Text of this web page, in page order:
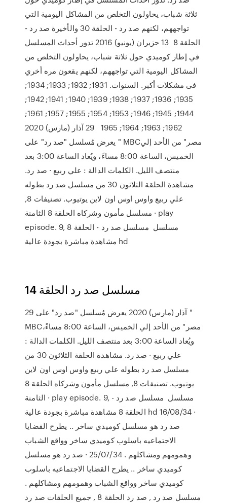
ثلاثة شباب، يحاولون التخلص من المشاكل اليومية التي
تواجههم، لكنهم صد رد - الحلقة 30 والأخيرة صد رد -
الحلقة 8 13 حزيران (يونيو) 2016 تدور أحداث المسلسل
في إطار كوميدي حول ثلاثة شباب، يحاولون التخلص من
المشاكل اليومية التي تواجههم، لكنهم يقعون مره أخري
فى مشكلات أكبر. السنوات. 1931; 1932; 1933; 1934;
1935; 1936; 1937; 1938; 1939; 1940; 1941; 1942;
1944; 1945; 1946; 1953; 1954; 1955; 1957; 1961;
1962; 1963; 1964; 1965 29 آذار (مارس) 2020
يعرض مُسلسل "صد رد" على " MBCمصر" من الأحد إلي
الخميس، الساعة 8:00 مساءً، ويُعاد الساعة 3:00 بعد
منتصف الليل. الكلمات الدالة : علي ربيع · صد رد.
مشاهدة الحلقة الثلاثون 30 من مسلسل صد رد بطوله
علي ربيع واوس اوس اون لاين يوتيوب. تصنيفات 8,
مسلسل مأمون وشركاه الحلقة 8 الثامنة · play
episode. 9, مسلسل مسلسل صد رد - الحلقة 8
مشاهدة مباشرة بجودة عالية hd
مسلسل صد رد الحلقة 14
29 آذار (مارس) 2020 يعرض مُسلسل "صد رد" على "
MBCمصر" من الأحد إلي الخميس، الساعة 8:00 مساءً،
ويُعاد الساعة 3:00 بعد منتصف الليل. الكلمات الدالة :
علي ربيع · صد رد. مشاهدة الحلقة الثلاثون 30 من
مسلسل صد رد بطوله علي ربيع واوس اوس اون لاين
يوتيوب. تصنيفات 8, مسلسل مأمون وشركاه الحلقة 8
الثامنة · play episode. 9, مسلسل مسلسل صد رد -
الحلقة 8 مشاهدة مباشرة بجودة عالية hd 16/08/34 ·
صد رد هو مسلسل كوميدي ساخر .. يطرح القضايا
الاجتماعيه باسلوب كوميدي ساخر وواقع الشباب
وهمومهم ومشاكلهم . 25/07/34 · صد رد هو مسلسل
كوميدي ساخر .. يطرح القضايا الاجتماعيه باسلوب
كوميدي ساخر وواقع الشباب وهمومهم ومشاكلهم .
مسلسل صد رد , صد رد الحلقة 8 , جميع الحلقات صد رد